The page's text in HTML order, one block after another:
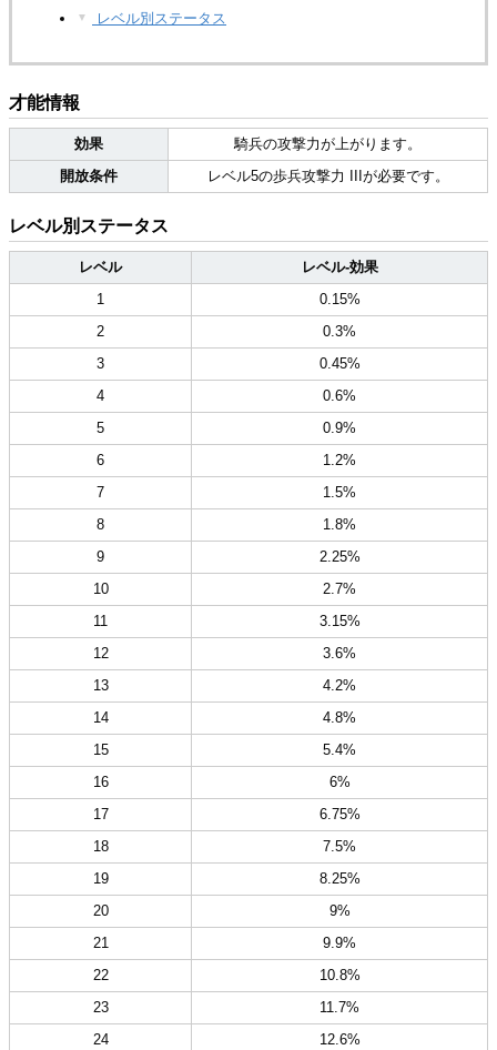
▼ レベル別ステータス
才能情報
効果
騎兵の攻撃力が上がります。
開放条件
レベル5の歩兵攻撃力 IIIが必要です。
レベル別ステータス
レベル
レベル-効果
1
0.15%
2
0.3%
3
0.45%
4
0.6%
5
0.9%
6
1.2%
7
1.5%
8
1.8%
9
2.25%
10
2.7%
11
3.15%
12
3.6%
13
4.2%
14
4.8%
15
5.4%
16
6%
17
6.75%
18
7.5%
19
8.25%
20
9%
21
9.9%
22
10.8%
23
11.7%
24
12.6%